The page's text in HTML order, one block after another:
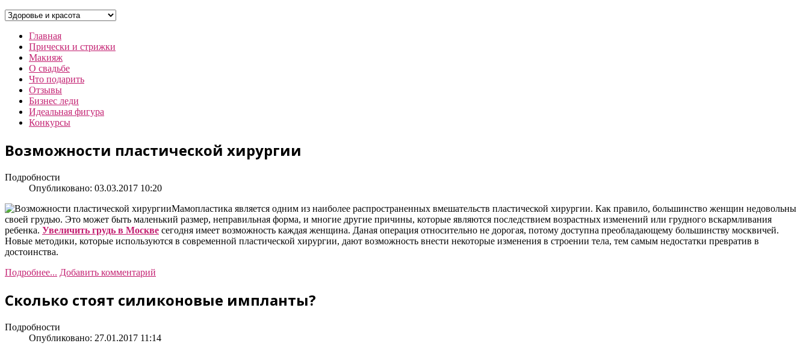
Главная
Прически и стрижки
Макияж
О свадьбе
Что подарить
Отзывы
Бизнес леди
Идеальная фигура
Конкурсы
Возможности пластической хирургии
Подробности
Опубликовано: 03.03.2017 10:20
Мамопластика является одним из наиболее распространенных вмешательств пластической хирургии. Как правило, большинство женщин недовольны
своей грудью. Это может быть маленький размер, неправильная форма, и многие другие причины, которые являются последствием возрастных изменений или грудного вскармливания
ребенка. Увеличить грудь в Москве сегодня имеет возможность каждая женщина. Даная операция относительно не дорогая, потому доступна преобладающему большинству москвичей.
Новые методики, которые используются в современной пластической хирургии, дают возможность внести некоторые изменения в строении тела, тем самым недостатки превратив в
достоинства.
Подробнее... Добавить комментарий
Сколько стоят силиконовые импланты?
Подробности
Опубликовано: 27.01.2017 11:14